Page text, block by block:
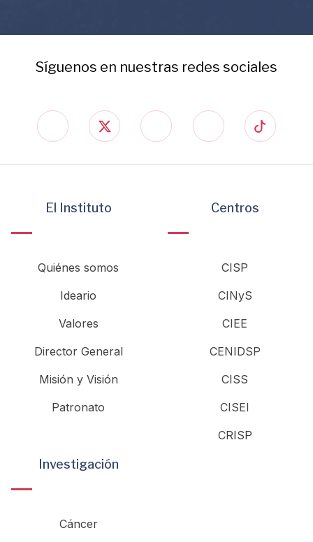
Síguenos en nuestras redes sociales
El Instituto
Quiénes somos
Ideario
Valores
Director General
Misión y Visión
Patronato
Centros
CISP
CINyS
CIEE
CENIDSP
CISS
CISEI
CRISP
Investigación
Cáncer